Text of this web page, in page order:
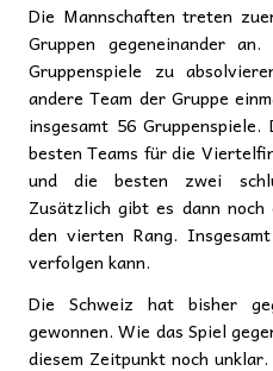
Die Mannschaften treten
Gruppen gegeneinander
Gruppenspiele zu
andere Team der Gruppe
insgesamt 56
besten Teams für die
und die besten zwei
Zusätzlich gibt es dann
den vierten Rang.
verfolgen kann.
Die Schweiz hat bisher
gewonnen. Wie das Spiel
diesem Zeitpunkt noch